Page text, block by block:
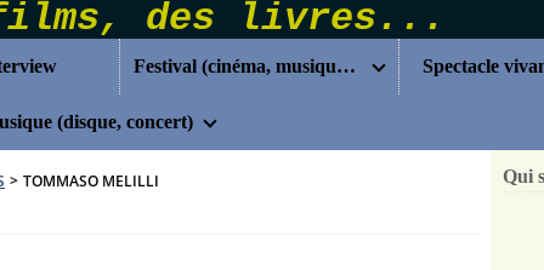
Festival (cinéma, musique...) Spectacle
(disque, concert)
> TOMMASO MELILLI Qui